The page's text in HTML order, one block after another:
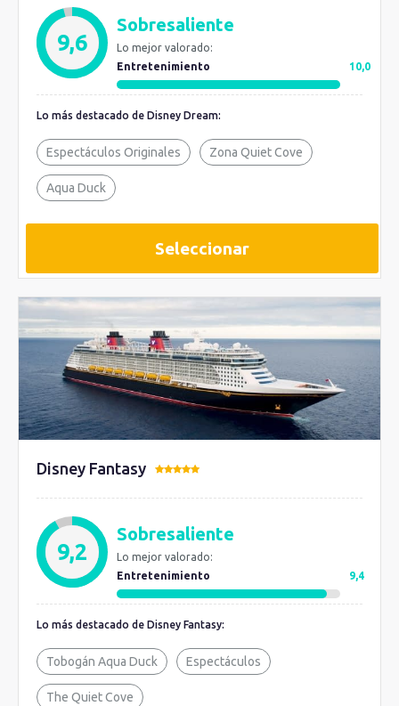
9,6
Sobresaliente
Lo mejor valorado:
Entretenimiento
10,0
Lo más destacado de Disney Dream:
Espectáculos Originales Zona Quiet Cove
Aqua Duck
Seleccionar
Disney Fantasy
9,2
Sobresaliente
Lo mejor valorado:
Entretenimiento
9,4
Lo más destacado de Disney Fantasy:
Tobogán Aqua Duck Espectáculos
The Quiet Cove